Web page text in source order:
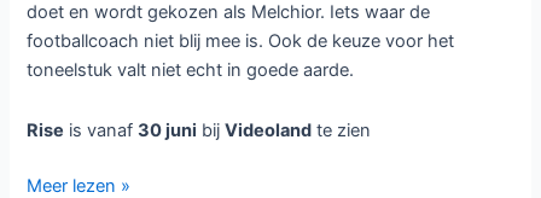
doet en wordt gekozen als Melchior. Iets waar de
footballcoach niet blij mee is. Ook de keuze voor het
toneelstuk valt niet echt in goede aarde.
Rise is vanaf30 juni bijVideoland te zien
Amerikaanse
Meer lezen »